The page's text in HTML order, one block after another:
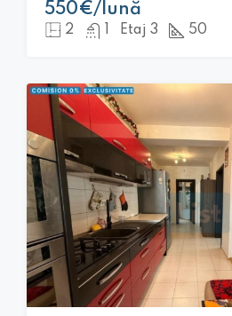
550€/lună
2 Etaj 3 50